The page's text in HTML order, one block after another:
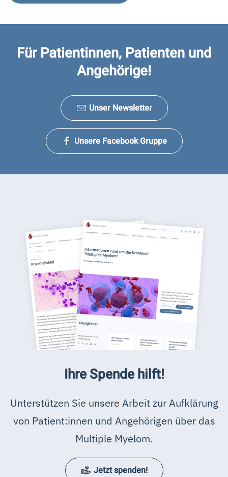
Für Patientinnen, Patienten und
Angehörige!
Unser Newsletter
Unsere Facebook Gruppe
Ihre Spende hilft!
Unterstützen Sie unsere Arbeit zur Aufklärung
von Patient:innen und Angehörigen über das
Multiple Myelom.
Jetzt spenden!